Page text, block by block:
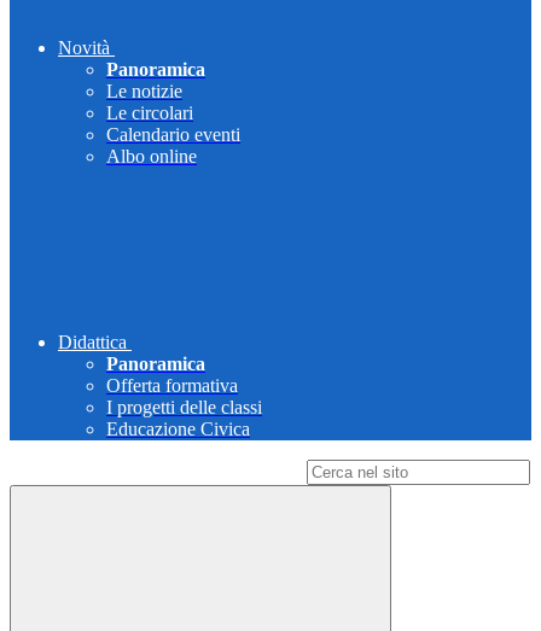
Novità
Panoramica
Le notizie
Le circolari
Calendario eventi
Albo online
Didattica
Panoramica
Offerta formativa
I progetti delle classi
Educazione Civica